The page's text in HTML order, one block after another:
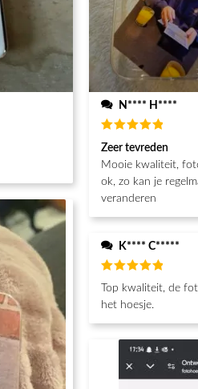
N**** H****
Beoordeeld
5van de 5
Zeer tevreden
Mooie kwaliteit, foto is mooi zuiver. Prijs is
ok, zo kan je
veranderen
K**** C*****
Beoordeeld
5van de 5
Top kwaliteit, de
het hoesje.